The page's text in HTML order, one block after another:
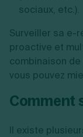
sociaux, etc.).
Surveiller sa e-
proactive et
combinaison
vous pouvez
Comment
Il existe